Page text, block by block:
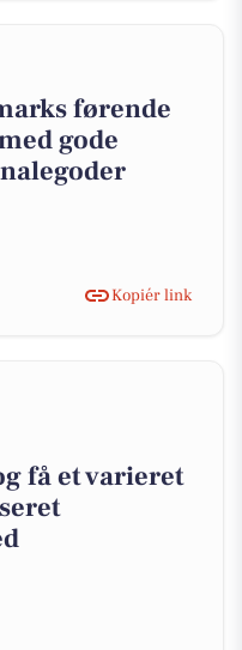
førende
gode
Kopiér link
få et varieret